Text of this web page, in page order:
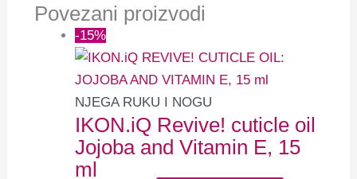
Povezani proizvodi
-15%
NJEGA RUKU I NOGU
IKON.iQ Revive! cuticle oil
Jojoba and Vitamin E, 15
ml